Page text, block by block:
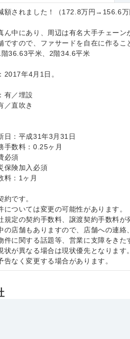
額されました！（172.8万円→156.6万
ん中にあり、周辺は有名大手チェーン
ですので、ファサードを自在に作るこ
36.63平米、2階34.6平米
2017年4月1日。
有／埋設
／直吹き
日：平成31年3月31日
手数料：0.25ヶ月
必須
保険加入必須
料：1ヶ月
です。
ついては変更の可能性があります。
定の契約手数料、譲渡契約手数料が
の店舗もありますので、店舗への連
件に関する話題等、営業に支障をき
が異なる場合は現状優先となります。
なく変更する場合があります。